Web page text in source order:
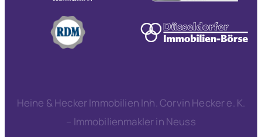
Heine & Hecker Immobilien Inh. Corvin Hecker e. K.
– Immobilienmakler in Neuss